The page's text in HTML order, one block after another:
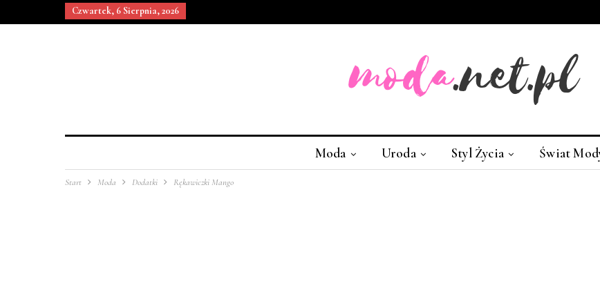
Czwartek, 6 Sierpnia, 2026
Moda Uroda Styl Życia Świat
Start Moda Dodatki Rękawiczki Mango